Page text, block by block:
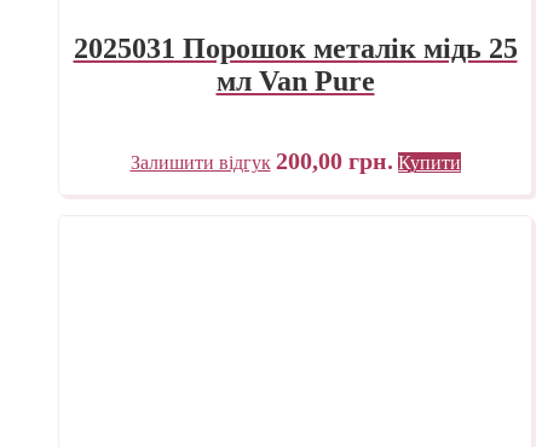
2025031 Порошок металік мідь 25
мл Van Pure
Залишити відгук 200,00 грн. Купити